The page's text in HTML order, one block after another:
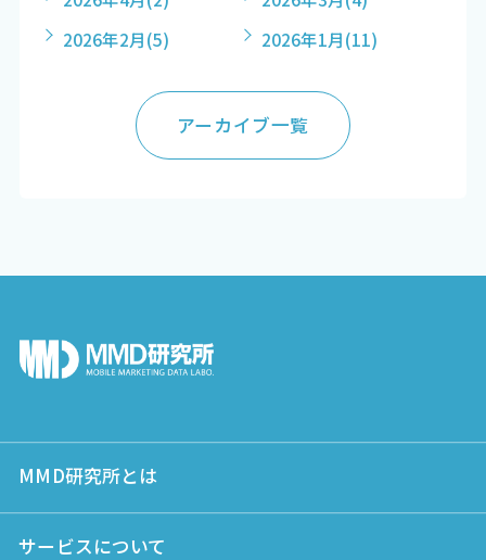
2026年2月(5) 2026年1月(11)
アーカイブ一覧
MMD研究所とは
サービスについて